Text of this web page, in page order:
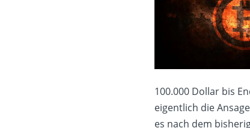
100.000 Dollar bis
eigentlich die
es nach dem